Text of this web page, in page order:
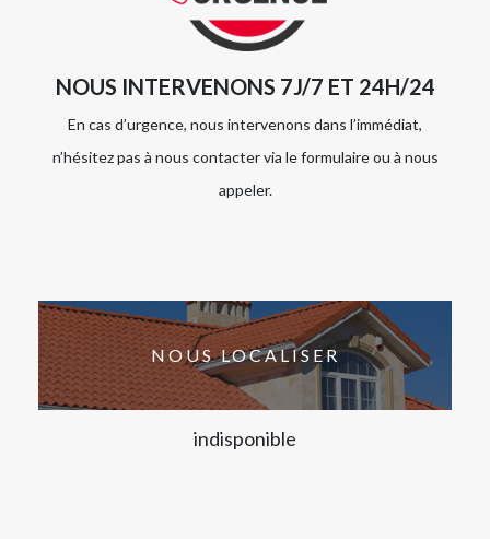
NOUS INTERVENONS 7J/7 ET 24H/24
En cas d’urgence, nous intervenons dans l’immédiat,
n’hésitez pas à nous contacter via le formulaire ou à nous
appeler.
NOUS LOCALISER
indisponible